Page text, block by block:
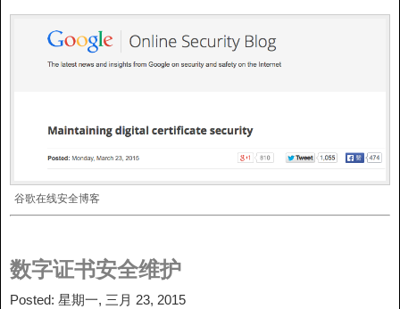
谷歌在线安全博客
数字证书安全维护
Posted: 星期一, 三月 23, 2015